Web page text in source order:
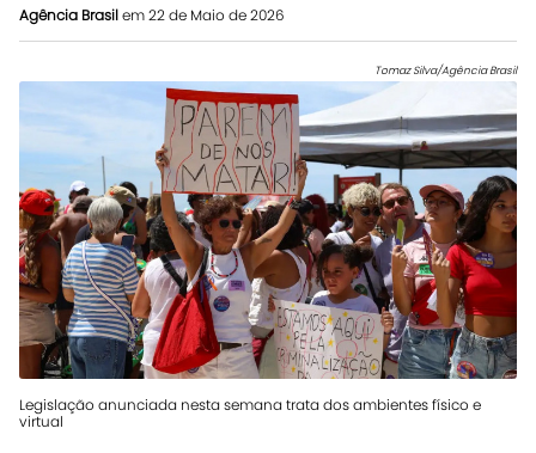
Agência Brasilem 22 de Maio de 2026
Tomaz Silva/Agência Brasil
Legislação anunciada nesta semana trata dos ambientes físico e
virtual